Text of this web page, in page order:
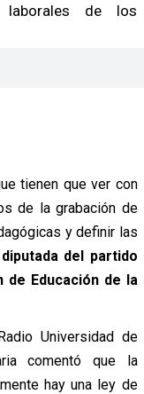
laborales de los
tienen que ver con
de la grabación de
y definir las
del partido
de Educación de la
Universidad de
comentó que la
hay una ley de